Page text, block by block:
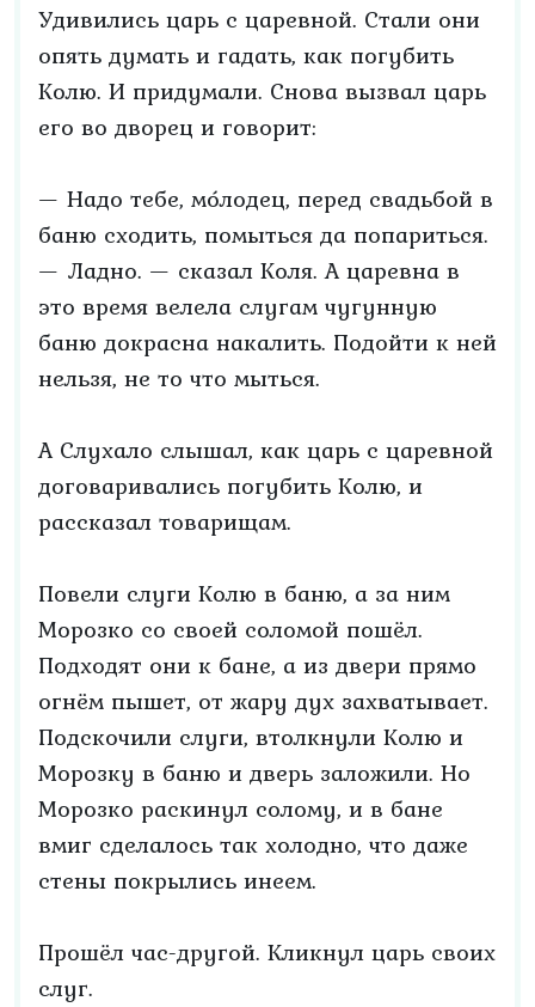
Удивились царь с царевной. Стали они
опять думать и гадать, как погубить
Колю. И придумали. Снова вызвал царь
его во дворец и говорит:
— Надо тебе, мо́лодец, перед свадьбой в
баню сходить, помыться да попариться.
— Ладно. — сказал Коля. А царевна в
это время велела слугам чугунную
баню докрасна накалить. Подойти к ней
нельзя, не то что мыться.
А Слухало слышал, как царь с царевной
договаривались погубить Колю, и
рассказал товарищам.
Повели слуги Колю в баню, а за ним
Морозко со своей соломой пошёл.
Подходят они к бане, а из двери прямо
огнём пышет, от жару дух захватывает.
Подскочили слуги, втолкнули Колю и
Морозку в баню и дверь заложили. Но
Морозко раскинул солому, и в бане
вмиг сделалось так холодно, что даже
стены покрылись инеем.
Прошёл час-другой. Кликнул царь своих
слуг.